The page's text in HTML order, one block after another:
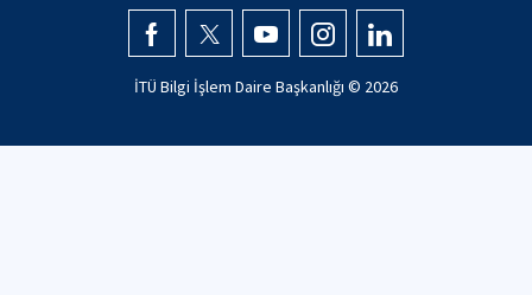
İTÜ Bilgi İşlem Daire Başkanlığı © 2026